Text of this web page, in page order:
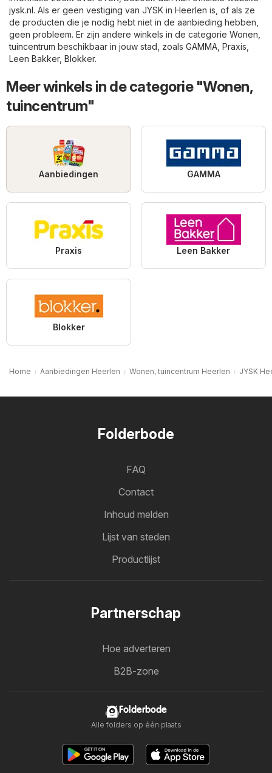
jysk.nl. Als er geen vestiging van JYSK in Heerlen is, of als ze
de producten die je nodig hebt niet in de aanbieding hebben,
geen probleem. Er zijn andere winkels in de categorie Wonen,
tuincentrum beschikbaar in jouw stad, zoals GAMMA Praxis
Leen Bakker, Blokker.
Meer winkels in de categorie "Wonen,
tuincentrum"
Aanbiedingen GAMMA
Praxis Leen Bakker
Blokker
Home Aanbiedingen Heerlen Wonen, tuincentrum Heerlen JYSK
Folderbode
FAQ
Contact
Inhoud melden
Lijst van steden
Productlijst
Partnerschap
Hoe adverteren
B2B-zone
Folderbode
Alle folders op één plaats